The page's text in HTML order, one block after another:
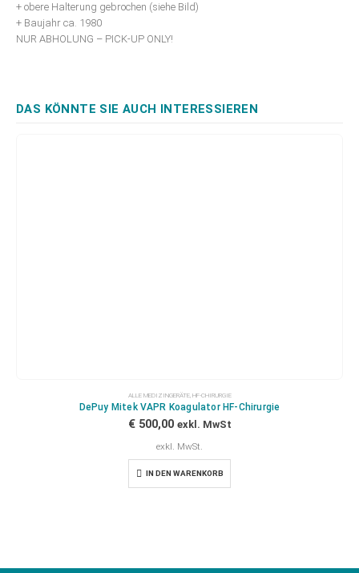
+ obere Halterung gebrochen (siehe Bild)
+ Baujahr ca. 1980
NUR ABHOLUNG – PICK-UP ONLY!
DAS KÖNNTE SIE AUCH INTERESSIEREN
ALLE MEDIZINGERÄTE, HF-CHIRURGIE
DePuy Mitek VAPR Koagulator HF-Chirurgie
€500,00 exkl. MwSt
exkl. MwSt.
IN DEN WARENKORB